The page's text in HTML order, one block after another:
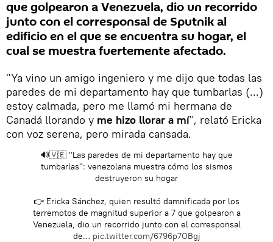
que golpearon a Venezuela, dio un recorrido
junto con el corresponsal de Sputnik al
edificio en el que se encuentra su hogar, el
cual se muestra fuertemente afectado.
"Ya vino un amigo ingeniero y me dijo que todas las
paredes de mi departamento hay que tumbarlas (...)
estoy calmada, pero me llamó mi hermana de
Canadá llorando y me hizo llorar a mí", relató Ericka
con voz serena, pero mirada cansada.
🔊🇻🇪 "Las paredes de mi departamento hay que
tumbarlas": venezolana muestra cómo los sismos
destruyeron su hogar
👉 Ericka Sánchez, quien resultó damnificada por los
terremotos de magnitud superior a 7 que golpearon a
Venezuela, dio un recorrido junto con el corresponsal
de… pic.twitter.com/6796p7OBgj